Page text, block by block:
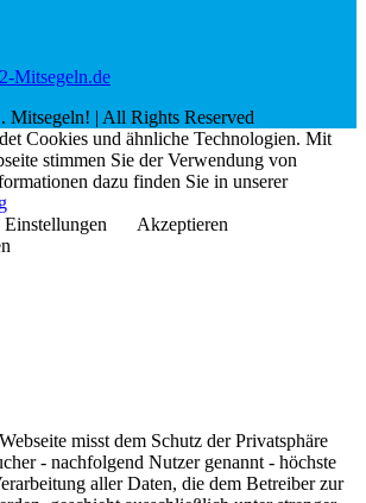
Mitsegeln.de
Mitsegeln! | All Rights Reserved
Cookies und ähnliche Technologien. Mit
stimmen Sie der Verwendung von
dazu finden Sie in unserer
Akzeptieren
misst dem Schutz der Privatsphäre
- nachfolgend Nutzer genannt - höchste
aller Daten, die dem Betreiber zur